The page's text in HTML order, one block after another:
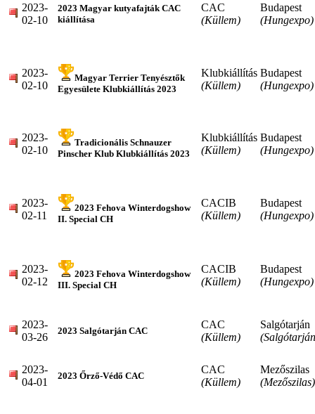
2023-
02-10
2023 Magyar kutyafajták CAC
kiállítása
CAC
(Küllem)
Budapest
(Hungexpo)
2023-
02-10
Magyar Terrier Tenyésztők
Egyesülete Klubkiállítás 2023
Klubkiállítás
(Küllem)
Budapest
(Hungexpo)
2023-
02-10
Tradicionális Schnauzer
Pinscher Klub Klubkiállítás 2023
Klubkiállítás
(Küllem)
Budapest
(Hungexpo)
2023-
02-11
2023 Fehova Winterdogshow
II. Special CH
CACIB
(Küllem)
Budapest
(Hungexpo)
2023-
02-12
2023 Fehova Winterdogshow
III. Special CH
CACIB
(Küllem)
Budapest
(Hungexpo)
2023-
03-26
2023 Salgótarján CAC
CAC
(Küllem)
Salgótarján
2023-
04-01
2023 Őrző-Védő CAC
CAC
(Küllem)
Mezőszilas
(Mezőszilas)